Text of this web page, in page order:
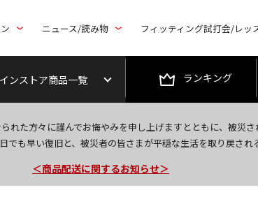
ニュース/読み物 フィッティング試打会/レッ
ンストア商品一覧 ランキング
れた方々に謹んでお悔やみを申し上げますとともに、被災さ
でも早い復旧と、被災者の皆さまが平穏な生活を取り戻され
＜夏季休暇中のご注文・発送・お問い合わせ＞
今なら新規会員登録で1,000円OFFクーポンプレゼ
＜商品配送に関するお知らせ＞